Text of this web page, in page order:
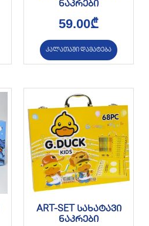
ნაკრები
59.00₾
კალათაში დამატება
ART-SET სახატავი
ნაკრები